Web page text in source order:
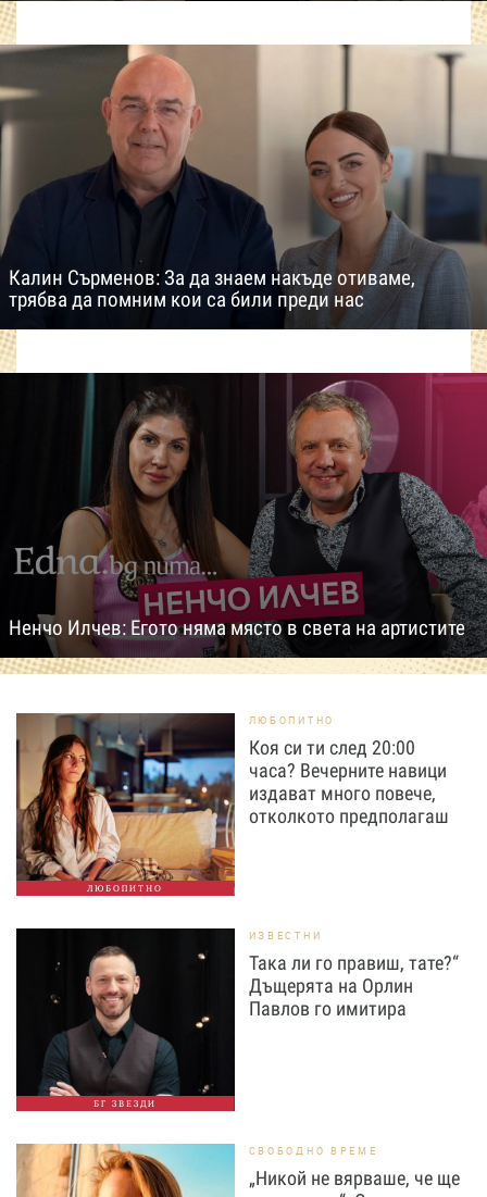
Калин Сърменов: За да знаем накъде отиваме,
трябва да помним кои са били преди нас
Ненчо Илчев: Егото няма място в света на артистите
ЛЮБОПИТНО
ЛЮБОПИТНО
Коя си ти след 20:00
часа? Вечерните навици
издават много повече,
отколкото предполагаш
БГ ЗВЕЗДИ
ИЗВЕСТНИ
Така ли го правиш, тате?“
Дъщерята на Орлин
Павлов го имитира
СВОБОДНО ВРЕМЕ
„Никой не вярваше, че ще